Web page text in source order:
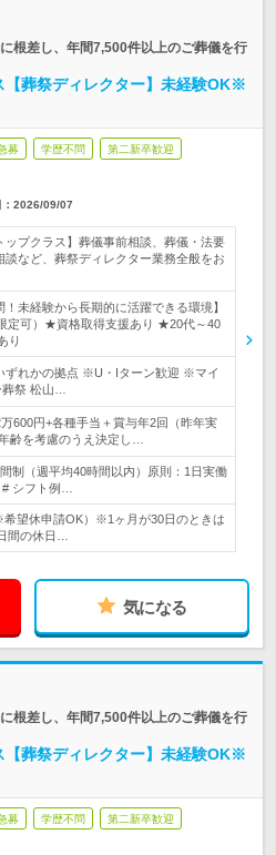
根差し、年間7,500件以上のご葬儀を行
【葬祭ディレクター】未経験OK※
募 学歴不問 第二新卒歓迎
2026/09/07
ップクラス】葬儀事前相談、葬儀・法要
談など、葬祭ディレクター業務全般をお
！未経験から長期的に活躍できる環境】
定可）★資格取得支援あり ★20代～40
り
ずれかの拠点 ※U・Iターン歓迎 ※マイ
祭 松山…
600円+各種手当＋賞与年2回（昨年実
齢を考慮のうえ決定し…
制（週平均40時間以内）原則：1日実働
シフト例…
望休申請OK）※1ヶ月が30日のときは
間の休日…
気になる
根差し、年間7,500件以上のご葬儀を行
【葬祭ディレクター】未経験OK※
募 学歴不問 第二新卒歓迎